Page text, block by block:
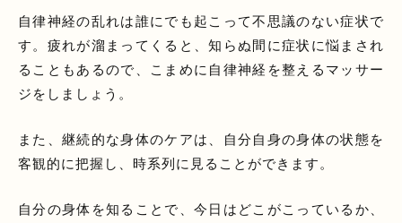
自律神経の乱れは誰にでも起こって不思議のない症状で
す。疲れが溜まってくると、知らぬ間に症状に悩まされ
ることもあるので、こまめに自律神経を整えるマッサー
ジをしましょう。
また、継続的な身体のケアは、自分自身の身体の状態を
客観的に把握し、時系列に見ることができます。
自分の身体を知ることで、今日はどこがこっているか、